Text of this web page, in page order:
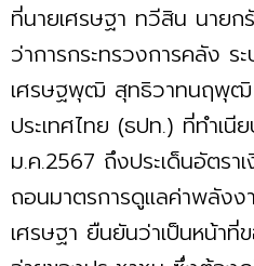
ที่นายเศรษฐา ทวีสิน นายก
ว่าการกระทรวงการคลัง ร
เศรษฐพุฒิ สุทธิวาทนฤพุฒิ
ประเทศไทย (ธปท.) ที่ทำเนี
ม.ค.2567 ถึงประเด็นอัตรา
ถอนมาตรการดูแลค่าพลังง
เศรษฐา ยืนยันว่าเป็นหน้า